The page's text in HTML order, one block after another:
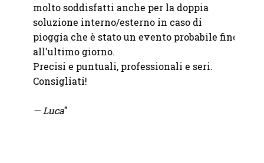
molto soddisfatti anche per la doppia
soluzione interno/esterno in caso di
pioggia che è stato un evento probabile fino
all'ultimo giorno.
Precisi e puntuali, professionali e seri.
Consigliati!
— Luca"